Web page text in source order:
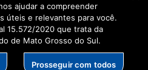
ajudar a compreender
úteis e relevantes para você.
15.572/2020 que trata da
de Mato Grosso do Sul.
Prosseguir com todos